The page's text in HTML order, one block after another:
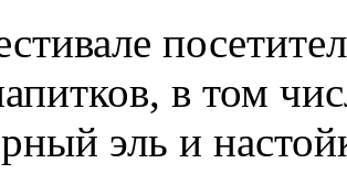
в том
эль и